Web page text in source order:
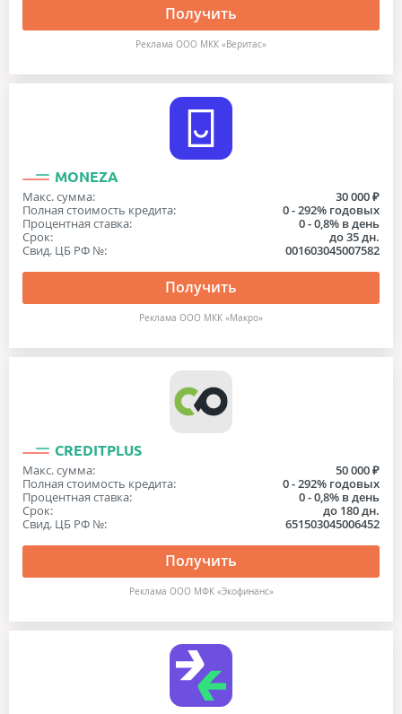
Получить
Реклама ООО МКК «Веритас»
MONEZA
Макс. сумма:
30 000 ₽
Полная стоимость кредита:
0 - 292% годовых
Процентная ставка:
0 - 0,8% в день
Срок:
до 35 дн.
Свид. ЦБ РФ №:
001603045007582
Получить
Реклама OOO МКК «Макро»
CREDITPLUS
Макс. сумма:
50 000 ₽
Полная стоимость кредита:
0 - 292% годовых
Процентная ставка:
0 - 0,8% в день
Срок:
до 180 дн.
Свид. ЦБ РФ №:
651503045006452
Получить
Реклама ООО МФК «Экофинанс»